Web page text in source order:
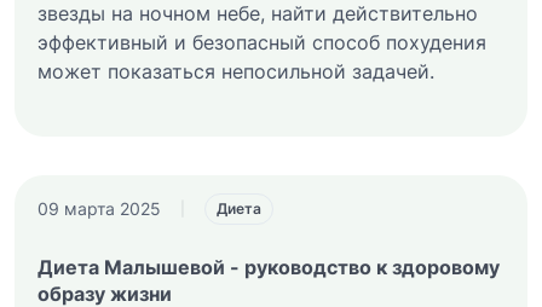
звезды на ночном небе, найти действительно
эффективный и безопасный способ похудения
может показаться непосильной задачей.
09 марта 2025 Диета
Диета Малышевой - руководство к здоровому
образу жизни